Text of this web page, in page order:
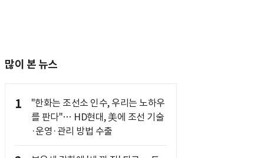
많이 본 뉴스
1
"한화는 조선소 인수, 우리는 노하우
를 판다"… HD현대, 美에 조선 기술
·운영·관리 방법 수출